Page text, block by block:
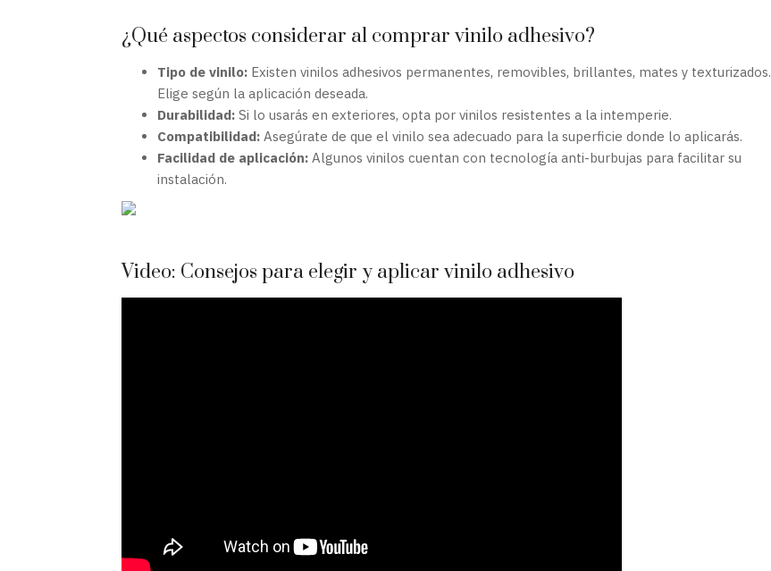
¿Qué aspectos considerar al comprar vinilo adhesivo?
Tipo de vinilo: Existen vinilos adhesivos permanentes, removibles, brillantes, mates y texturizados.
Elige según la aplicación deseada.
Durabilidad: Si lo usarás en exteriores, opta por vinilos resistentes a la intemperie.
Compatibilidad: Asegúrate de que el vinilo sea adecuado para la superficie donde lo aplicarás.
Facilidad de aplicación: Algunos vinilos cuentan con tecnología anti-burbujas para facilitar su
instalación.
Video: Consejos para elegir y aplicar vinilo adhesivo